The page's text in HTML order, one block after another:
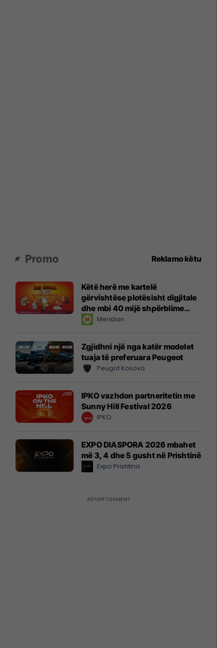
Promo Reklamo këtu
Këtë herë me kartelë
gërvishtëse plotësisht digjitale
dhe mbi 40 mijë shpërblime
instant!Meridian
Zgjidhni një nga katër modelet
tuaja të preferuara Peugeot
Peugot Kosova
IPKO vazhdon partneritetin me
Sunny Hill Festival 2026
IPKO
EXPO DIASPORA 2026 mbahet
më 3, 4 dhe 5 gusht në Prishtinë
Expo Prishtina